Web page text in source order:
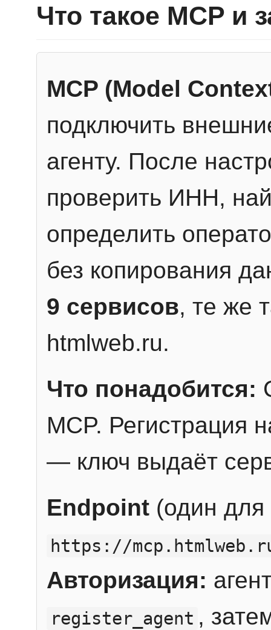
Что такое MCP и
MCP (Model
подключить
агенту. После
проверить ИНН,
определить
без копирования
9 сервисов, те же
htmlweb.ru.
Что понадобится:
MCP. Регистрация
— ключ выдаёт
Endpoint (один для
https://
Авторизация:
register_agent ,